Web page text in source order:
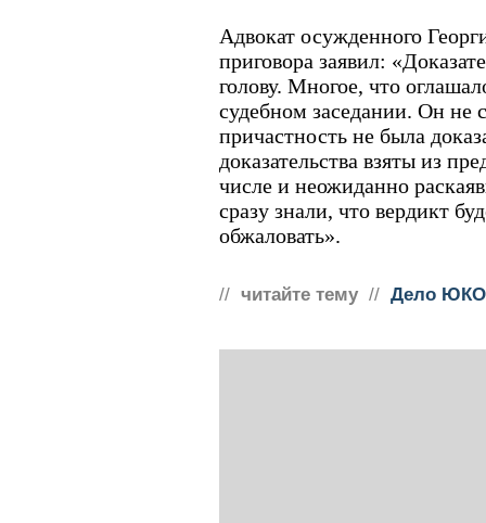
Адвокат осужденного
приговора заявил:
голову. Многое, что
судебном заседании. Он не
причастность не была
доказательства взяты из
числе и неожиданно
сразу знали, что вердикт
обжаловать».
// читайте тему // Дело